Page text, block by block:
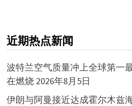
近期热点新闻
波特兰空气质量冲上全球第一
在燃烧 2026年8月5日
伊朗与阿曼接近达成霍尔木兹